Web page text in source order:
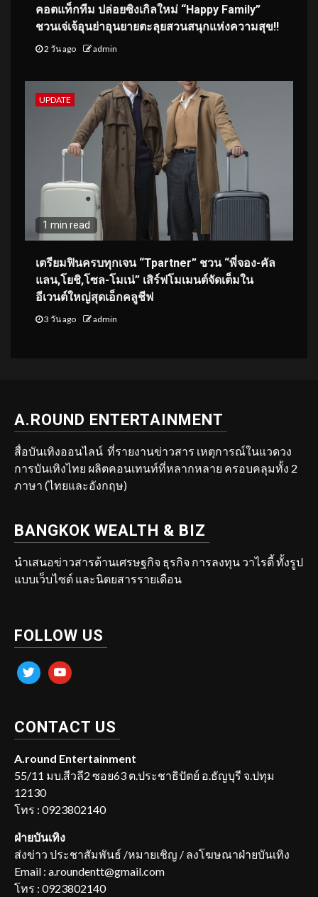
คอตแท็กทีม ปล่อยซิงเกิลใหม่ “Happy Family”
ชวนเจ่เจ้อุนย่าอุนยายตะลุยสวนสนุกแห่งความสุข!!
2 วัน ago admin
UPDATE
1 min read
เตรียมฟินครบทุกเจน “Tpartner” ชวน “พี่จอง-คัล
แลน,โยชิ,โซล-โมเน่” เสิร์ฟโมเมนต์จัดเต็มใน
อีเวนต์ใหญ่สุดเอ็กคลูชีฟ
3 วัน ago admin
A.ROUND ENTERTAINMENT
สื่อบันเทิงออนไลน์ ที่รายงานข่าวสาร เหตุการณ์ในแวดวง
การบันเทิงไทย ผลิตคอนเทนท์ที่หลากหลาย ครอบคลุมทั้ง 2
ภาษา (ไทยและอังกฤษ)
BANGKOK WEALTH & BIZ
นำเสนอข่าวสารด้านเศรษฐกิจ ธุรกิจ การลงทุน วาไรตี้ ทั้งรูป
แบบเว็บไซต์ และนิตยสารรายเดือน
FOLLOW US
twitter youtube
CONTACT US
A.round Entertainment
55/11 มบ.สีวลี2 ซอย63 ต.ประชาธิปัตย์ อ.ธัญบุรี จ.ปทุม
12130
โทร : 0923802140
ฝ่ายบันเทิง
ส่งข่าว ประชาสัมพันธ์ /หมายเชิญ / ลงโฆษณาฝ่ายบันเทิง
Email : a.roundentt@gmail.com
โทร : 0923802140